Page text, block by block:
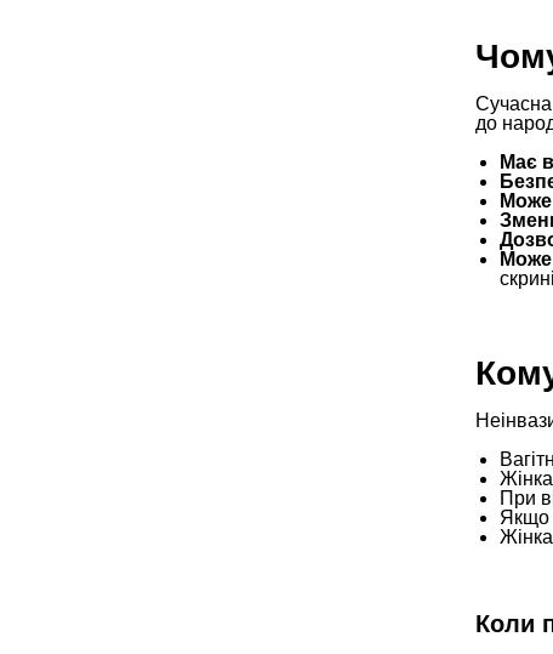
Сучасна
до
Має
Може
Може
При
Якщо
Коли